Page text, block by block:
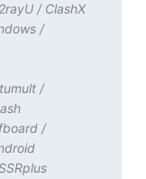
/ ClashX
/
/
/